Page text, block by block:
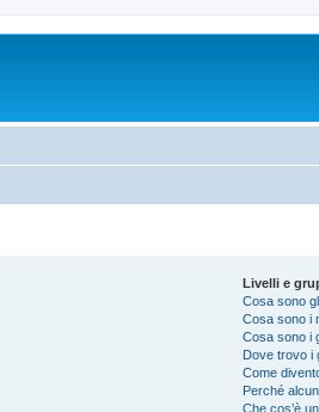
Livelli e
Cosa sono
Cosa sono i
Cosa sono i
Dove trovo i
Come
Perché
Che cos’è